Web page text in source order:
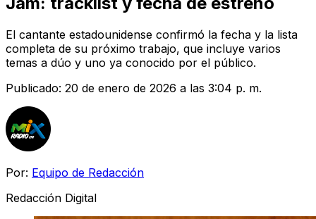
El cantante estadounidense confirmó la fecha y la lista
completa de su próximo trabajo, que incluye varios
temas a dúo y uno ya conocido por el público.
Publicado: 20 de enero de 2026 a las 3:04 p. m.
Por: Equipo de Redacción
Redacción Digital